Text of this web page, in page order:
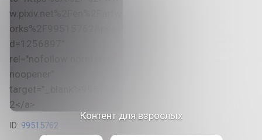
ID: 99515762
Контент для взрослых